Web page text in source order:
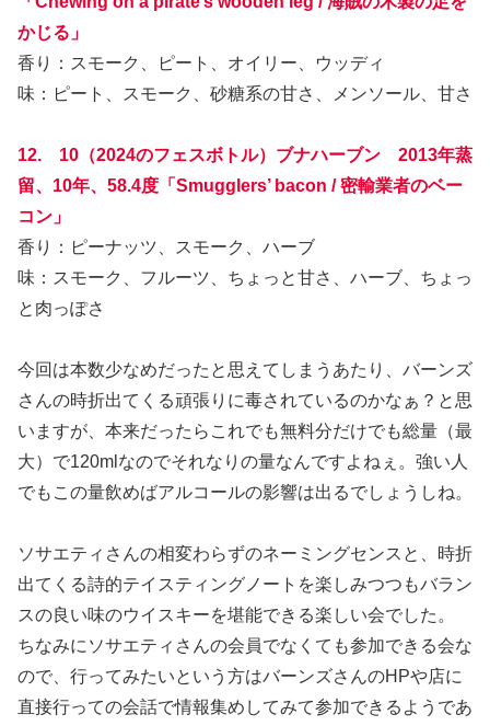
かじる」
香り：スモーク、ピート、オイリー、ウッディ
味：ピート、スモーク、砂糖系の甘さ、メンソール、甘さ
12. 10（2024のフェスボトル）ブナハーブン 2013年蒸
留、10年、58.4度「Smugglers’ bacon / 密輸業者のベー
コン」
香り：ピーナッツ、スモーク、ハーブ
味：スモーク、フルーツ、ちょっと甘さ、ハーブ、ちょっ
と肉っぽさ
今回は本数少なめだったと思えてしまうあたり、バーンズ
さんの時折出てくる頑張りに毒されているのかなぁ？と思
いますが、本来だったらこれでも無料分だけでも総量（最
大）で120mlなのでそれなりの量なんですよねぇ。強い人
でもこの量飲めばアルコールの影響は出るでしょうしね。
ソサエティさんの相変わらずのネーミングセンスと、時折
出てくる詩的テイスティングノートを楽しみつつもバラン
スの良い味のウイスキーを堪能できる楽しい会でした。
ちなみにソサエティさんの会員でなくても参加できる会な
ので、行ってみたいという方はバーンズさんのHPや店に
直接行っての会話で情報集めしてみて参加できるようであ